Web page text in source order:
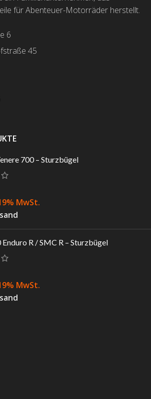
für Abenteuer-Motorräder herstellt.
6
45
700 – Sturzbügel
MwSt.
R / SMC R – Sturzbügel
MwSt.